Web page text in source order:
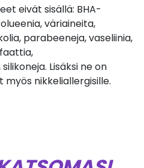
eivät sisällä: BHA-
väriaineita,
parabeeneja, vaseliinia,
Lisäksi ne on
nikkeliallergisille.